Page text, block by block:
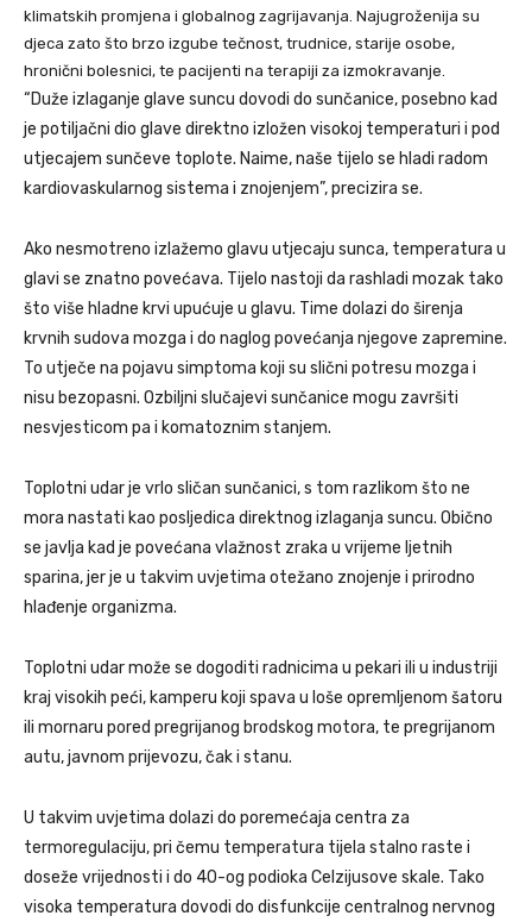
klimatskih promjena i globalnog zagrijavanja. Najugroženija su
djeca zato što brzo izgube tečnost, trudnice, starije osobe,
hronični bolesnici, te pacijenti na terapiji za izmokravanje.
“Duže izlaganje glave suncu dovodi do sunčanice, posebno kad
je potiljačni dio glave direktno izložen visokoj temperaturi i pod
utjecajem sunčeve toplote. Naime, naše tijelo se hladi radom
kardiovaskularnog sistema i znojenjem”, precizira se.
Ako nesmotreno izlažemo glavu utjecaju sunca, temperatura u
glavi se znatno povećava. Tijelo nastoji da rashladi mozak tako
što više hladne krvi upućuje u glavu. Time dolazi do širenja
krvnih sudova mozga i do naglog povećanja njegove zapremine.
To utječe na pojavu simptoma koji su slični potresu mozga i
nisu bezopasni. Ozbiljni slučajevi sunčanice mogu završiti
nesvjesticom pa i komatoznim stanjem.
Toplotni udar je vrlo sličan sunčanici, s tom razlikom što ne
mora nastati kao posljedica direktnog izlaganja suncu. Obično
se javlja kad je povećana vlažnost zraka u vrijeme ljetnih
sparina, jer je u takvim uvjetima otežano znojenje i prirodno
hlađenje organizma.
Toplotni udar može se dogoditi radnicima u pekari ili u industriji
kraj visokih peći, kamperu koji spava u loše opremljenom šatoru
ili mornaru pored pregrijanog brodskog motora, te pregrijanom
autu, javnom prijevozu, čak i stanu.
U takvim uvjetima dolazi do poremećaja centra za
termoregulaciju, pri čemu temperatura tijela stalno raste i
doseže vrijednosti i do 40-og podioka Celzijusove skale. Tako
visoka temperatura dovodi do disfunkcije centralnog nervnog